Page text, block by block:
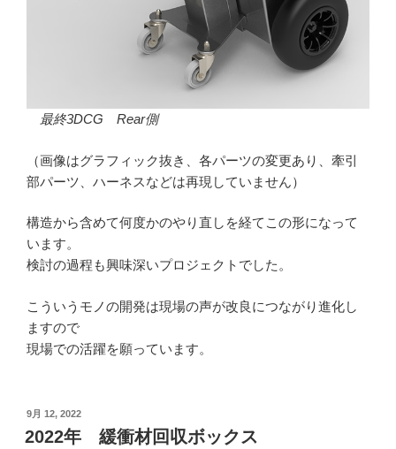
最終3DCG Rear側
（画像はグラフィック抜き、各パーツの変更あり、牽引
部パーツ、ハーネスなどは再現していません）
構造から含めて何度かのやり直しを経てこの形になって
います。
検討の過程も興味深いプロジェクトでした。
こういうモノの開発は現場の声が改良につながり進化し
ますので
現場での活躍を願っています。
投
稿
日:
9月 12, 2022
2022年 緩衝材回収ボックス